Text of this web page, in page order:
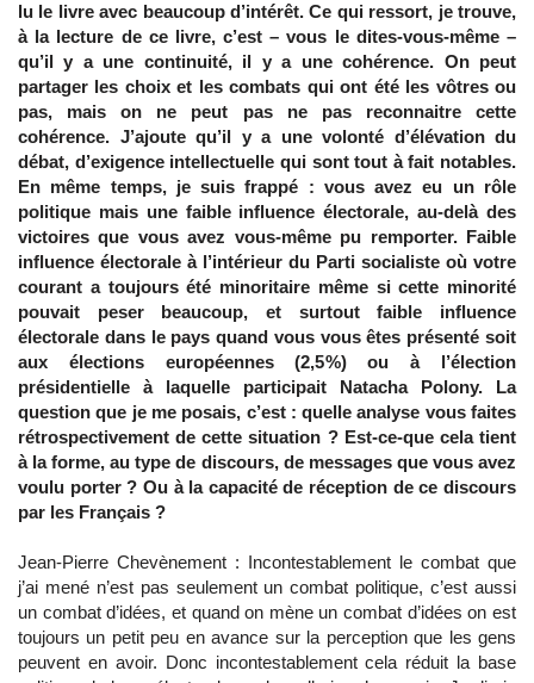
lu le livre avec beaucoup d’intérêt. Ce qui ressort, je trouve,
à la lecture de ce livre, c’est – vous le dites-vous-même –
qu’il y a une continuité, il y a une cohérence. On peut
partager les choix et les combats qui ont été les vôtres ou
pas, mais on ne peut pas ne pas reconnaitre cette
cohérence. J’ajoute qu’il y a une volonté d’élévation du
débat, d’exigence intellectuelle qui sont tout à fait notables.
En même temps, je suis frappé : vous avez eu un rôle
politique mais une faible influence électorale, au-delà des
victoires que vous avez vous-même pu remporter. Faible
influence électorale à l’intérieur du Parti socialiste où votre
courant a toujours été minoritaire même si cette minorité
pouvait peser beaucoup, et surtout faible influence
électorale dans le pays quand vous vous êtes présenté soit
aux élections européennes (2,5%) ou à l’élection
présidentielle à laquelle participait Natacha Polony. La
question que je me posais, c’est : quelle analyse vous faites
rétrospectivement de cette situation ? Est-ce-que cela tient
à la forme, au type de discours, de messages que vous avez
voulu porter ? Ou à la capacité de réception de ce discours
par les Français ?
Jean-Pierre Chevènement : Incontestablement le combat que
j’ai mené n’est pas seulement un combat politique, c’est aussi
un combat d’idées, et quand on mène un combat d’idées on est
toujours un petit peu en avance sur la perception que les gens
peuvent en avoir. Donc incontestablement cela réduit la base